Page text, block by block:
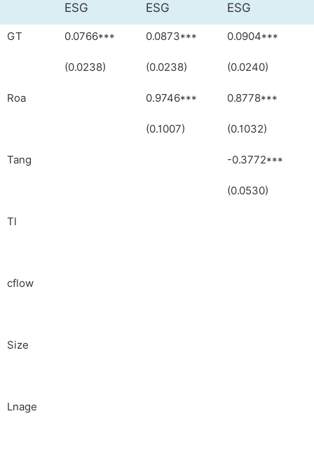
ESG ESG ESG
GT 0.0766*** 0.0873*** 0.0904***
(0.0238) (0.0238) (0.0240)
Roa 0.9746*** 0.8778***
(0.1007) (0.1032)
Tang -0.3772***
(0.0530)
Tl
cflow
Size
Lnage